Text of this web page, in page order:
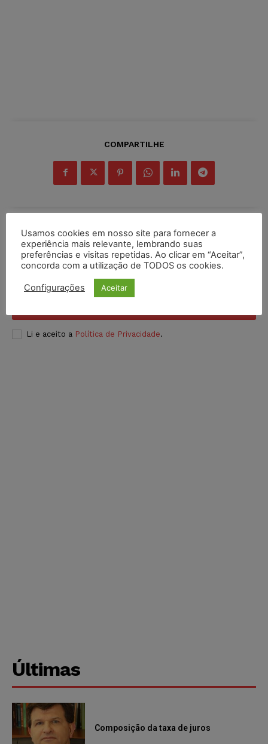
COMPARTILHE
Inscreva-se
Li e aceito a Política de Privacidade.
Últimas
Composição da taxa de juros
Usamos cookies em nosso site para fornecer a
experiência mais relevante, lembrando suas
preferências e visitas repetidas. Ao clicar em “Aceitar”,
concorda com a utilização de TODOS os cookies.
Configurações Aceitar